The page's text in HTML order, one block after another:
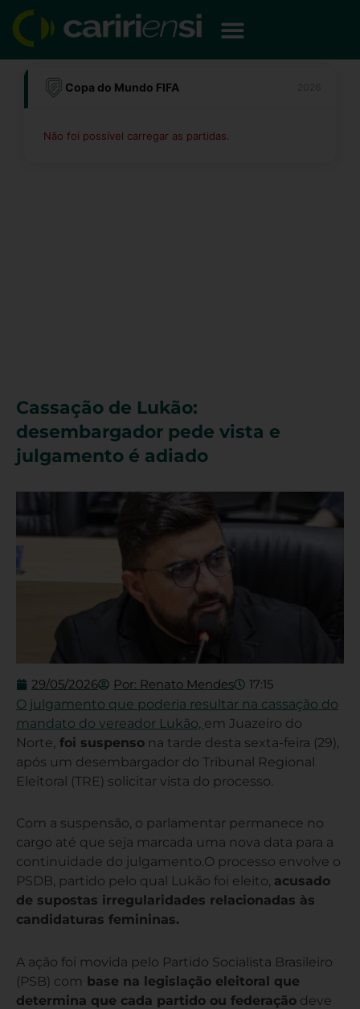
para
conteúdo
Copa do Mundo FIFA
Não foi possível carregar as partidas.
Cassação de Lukão:
desembargador pede vista e
julgamento é adiado
29/05/2026 Por: Renato Mendes 17:15
O julgamento que poderia resultar na cassação do
mandato do vereador Lukão, em Juazeiro do
Norte, foi suspenso na tarde desta sexta-feira (29),
após um desembargador do Tribunal Regional
Eleitoral (TRE) solicitar vista do processo.
Com a suspensão, o parlamentar permanece no
cargo até que seja marcada uma nova data para a
continuidade do julgamento.O processo envolve o
PSDB, partido pelo qual Lukão foi eleito, acusado
de supostas irregularidades relacionadas às
candidaturas femininas.
A ação foi movida pelo Partido Socialista Brasileiro
(PSB) com base na legislação eleitoral que
determina que cada partido ou federação deve